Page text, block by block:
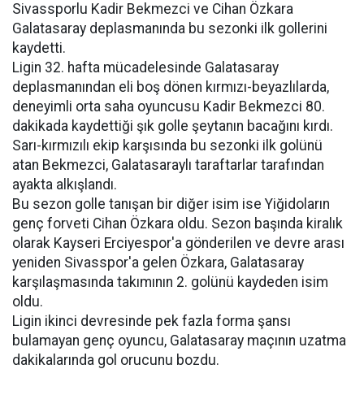
Sivassporlu Kadir Bekmezci ve Cihan Özkara
Galatasaray deplasmanında bu sezonki ilk gollerini
kaydetti.
Ligin 32. hafta mücadelesinde Galatasaray
deplasmanından eli boş dönen kırmızı-beyazlılarda,
deneyimli orta saha oyuncusu Kadir Bekmezci 80.
dakikada kaydettiği şık golle şeytanın bacağını kırdı.
Sarı-kırmızılı ekip karşısında bu sezonki ilk golünü
atan Bekmezci, Galatasaraylı taraftarlar tarafından
ayakta alkışlandı.
Bu sezon golle tanışan bir diğer isim ise Yiğidoların
genç forveti Cihan Özkara oldu. Sezon başında kiralık
olarak Kayseri Erciyespor'a gönderilen ve devre arası
yeniden Sivasspor'a gelen Özkara, Galatasaray
karşılaşmasında takımının 2. golünü kaydeden isim
oldu.
Ligin ikinci devresinde pek fazla forma şansı
bulamayan genç oyuncu, Galatasaray maçının uzatma
dakikalarında gol orucunu bozdu.